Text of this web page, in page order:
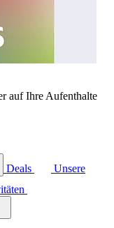
auf Ihre Aufenthalte
Deals
Unsere